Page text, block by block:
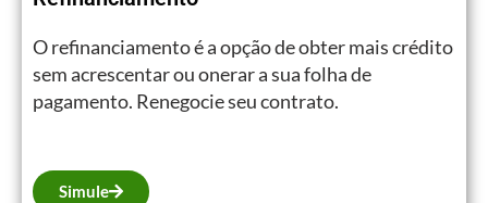
O refinanciamento é a opção de obter mais crédito
sem acrescentar ou onerar a sua folha de
pagamento. Renegocie seu contrato.
Simule